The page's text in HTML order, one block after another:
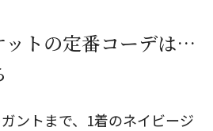
ットの定番コーデは…
ントまで、1着のネイビージ